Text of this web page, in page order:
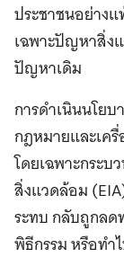
ประชาชนอย่าง
เฉพาะปัญหาสิ่ง
ปัญหาเดิม
การดำเนินนโย
กฎหมายและเค
โดยเฉพาะกระบ
สิ่งแวดล้อม
ระทบ กลับถูกลด
พิธีกรรม หรือท